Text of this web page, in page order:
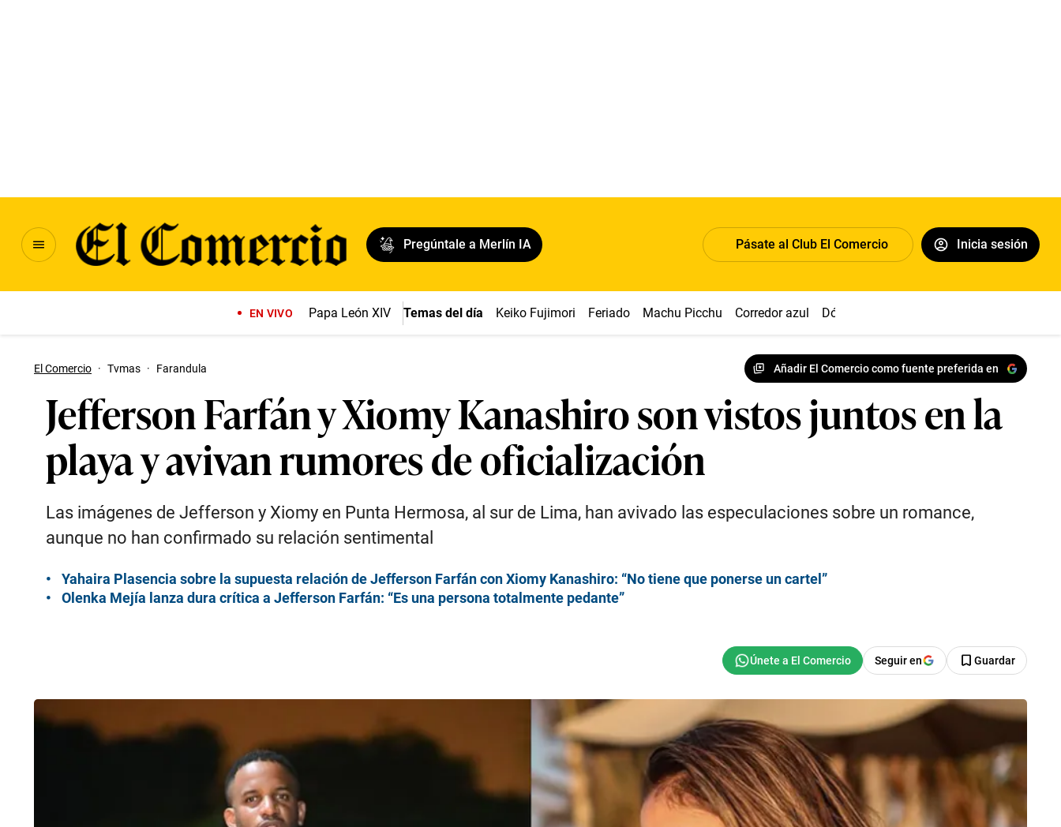
Pregúntale a Merlín IA Pásate al Club El Comercio Inicia sesión
EN VIVO Papa León XIV Temas del día Keiko Fujimori Feriado Machu Picchu Corredor azul Dólar
El Comercio · Tvmas · Farandula Añadir El Comercio como fuente preferida en
Jefferson Farfán y Xiomy Kanashiro son vistos juntos en la
playa y avivan rumores de oficialización
Las imágenes de Jefferson y Xiomy en Punta Hermosa, al sur de Lima, han avivado las especulaciones sobre un romance,
aunque no han confirmado su relación sentimental
Yahaira Plasencia sobre la supuesta relación de Jefferson Farfán con Xiomy Kanashiro: “No tiene que ponerse un cartel”
Olenka Mejía lanza dura crítica a Jefferson Farfán: “Es una persona totalmente pedante”
Seguir en Guardar